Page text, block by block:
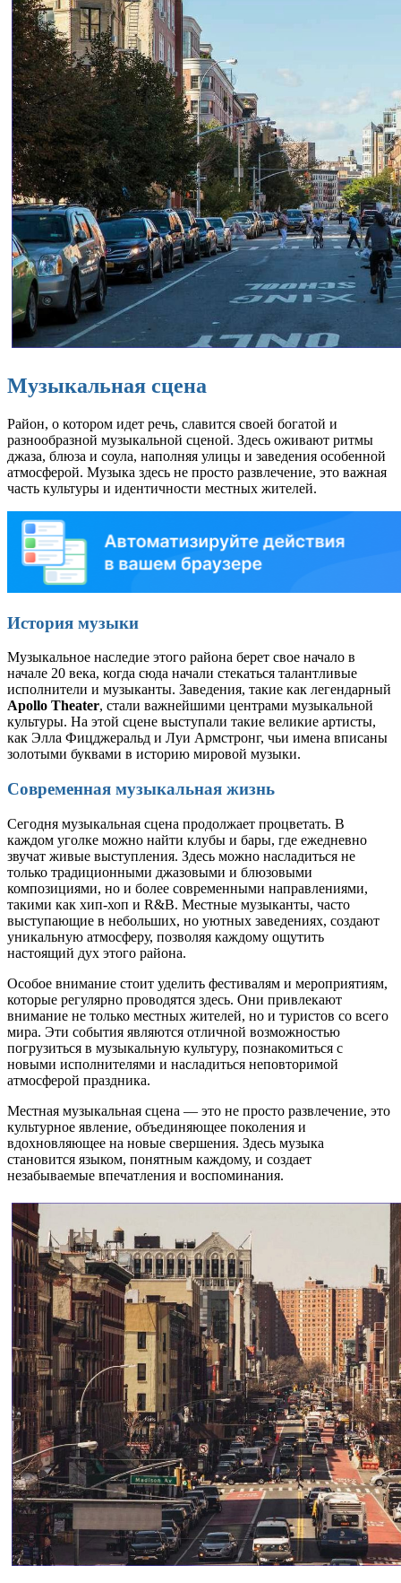
Музыкальная сцена
Район, о котором идет речь, славится своей богатой и
разнообразной музыкальной сценой. Здесь оживают ритмы
джаза, блюза и соула, наполняя улицы и заведения особенной
атмосферой. Музыка здесь не просто развлечение, это важная
часть культуры и идентичности местных жителей.
История музыки
Музыкальное наследие этого района берет свое начало в
начале 20 века, когда сюда начали стекаться талантливые
исполнители и музыканты. Заведения, такие как легендарный
Apollo Theater, стали важнейшими центрами музыкальной
культуры. На этой сцене выступали такие великие артисты,
как Элла Фицджеральд и Луи Армстронг, чьи имена вписаны
золотыми буквами в историю мировой музыки.
Современная музыкальная жизнь
Сегодня музыкальная сцена продолжает процветать. В
каждом уголке можно найти клубы и бары, где ежедневно
звучат живые выступления. Здесь можно насладиться не
только традиционными джазовыми и блюзовыми
композициями, но и более современными направлениями,
такими как хип-хоп и R&B. Местные музыканты, часто
выступающие в небольших, но уютных заведениях, создают
уникальную атмосферу, позволяя каждому ощутить
настоящий дух этого района.
Особое внимание стоит уделить фестивалям и мероприятиям,
которые регулярно проводятся здесь. Они привлекают
внимание не только местных жителей, но и туристов со всего
мира. Эти события являются отличной возможностью
погрузиться в музыкальную культуру, познакомиться с
новыми исполнителями и насладиться неповторимой
атмосферой праздника.
Местная музыкальная сцена — это не просто развлечение, это
культурное явление, объединяющее поколения и
вдохновляющее на новые свершения. Здесь музыка
становится языком, понятным каждому, и создает
незабываемые впечатления и воспоминания.